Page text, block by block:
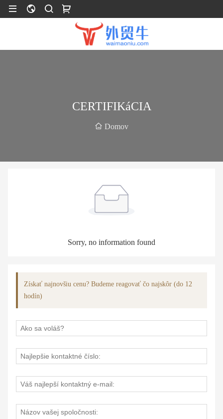
CERTIFIKáCIA
Domov
Sorry, no information found
Získať najnovšiu cenu? Budeme reagovať čo najskôr (do 12
hodín)